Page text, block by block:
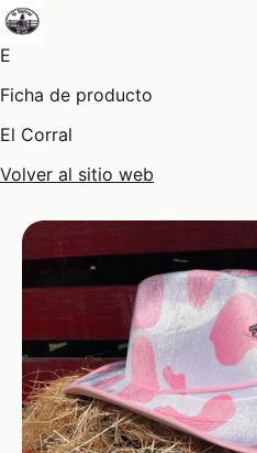
E
Ficha de producto
El Corral
Volver al sitio web